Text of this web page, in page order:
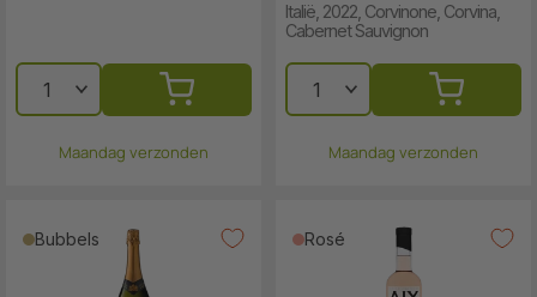
Maandag verzonden
Italië, 2022, Corvinone, Corvina,
Cabernet Sauvignon
Maandag verzonden
Bubbels Rosé